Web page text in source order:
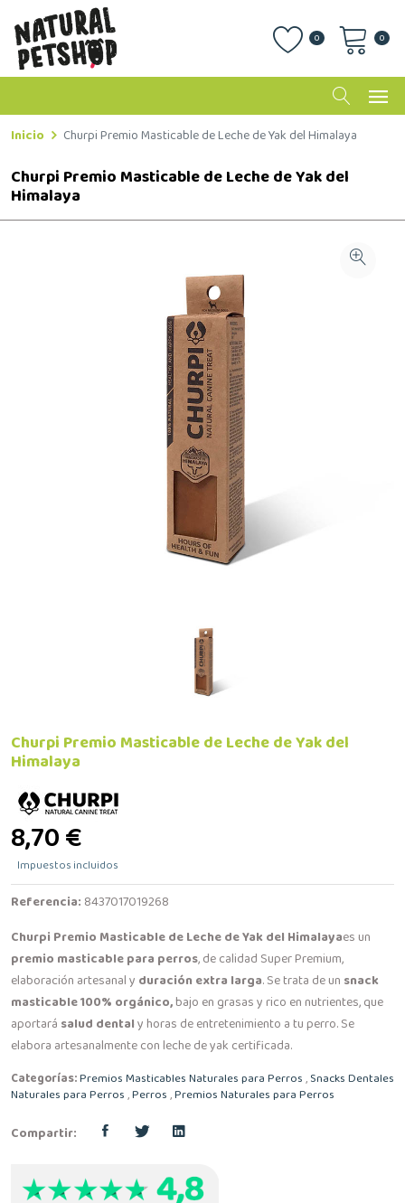
0 0
Inicio Churpi Premio Masticable de Leche de Yak del Himalaya
Churpi Premio Masticable de Leche de Yak del
Himalaya
Churpi Premio Masticable de Leche de Yak del
Himalaya
8,70 €
Impuestos incluidos
Referencia: 8437017019268
Churpi Premio Masticable de Leche de Yak del Himalayaes un
premio masticable para perros, de calidad Super Premium,
elaboración artesanal y duración extra larga. Se trata de un snack
masticable 100% orgánico,bajo en grasas y rico en nutrientes, que
aportará salud dentaly horas de entretenimiento a tu perro. Se
elabora artesanalmente con leche de yak certificada.
Categorías:Premios Masticables Naturales para Perros,Snacks Dentales
Naturales para Perros,Perros,Premios Naturales para Perros
Compartir: